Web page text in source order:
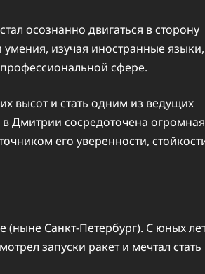
осознанно двигаться в сторону
изучая иностранные языки,
сфере.
высот и стать одним из ведущих
в Дмитрии сосредоточена огромная
его уверенности,
(ныне Санкт-Петербург). С юных
запуски ракет и мечтал стать